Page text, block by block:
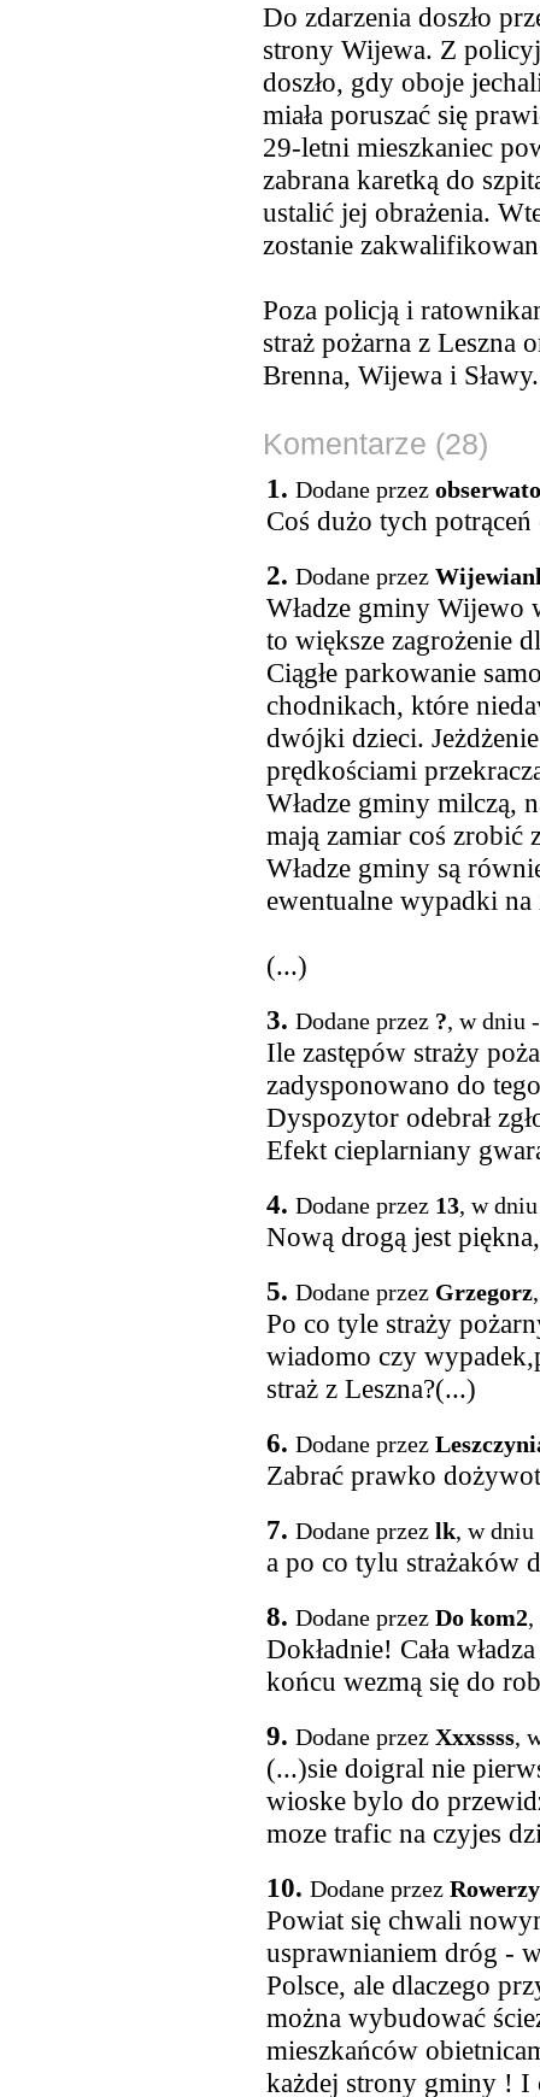
Do zdarzenia doszło
strony Wijewa. Z
doszło, gdy oboje
miała poruszać się
29-letni mieszkaniec
zabrana karetką do
ustalić jej obrażenia.
zostanie
Poza policją i
straż pożarna z Leszna
Brenna, Wijewa i Sławy.
Komentarze (28)
1. Dodane przez
Coś dużo tych potrąceń
2. Dodane przez
Władze gminy Wijewo
to większe zagrożenie
Ciągłe parkowanie
chodnikach, które
dwójki dzieci.
prędkościami
Władze gminy milczą,
mają zamiar coś zrobić
Władze gminy są
ewentualne wypadki
(...)
3. Dodane przez ?, w dniu
Ile zastępów straży
zadysponowano do
Dyspozytor odebrał
Efekt cieplarniany
4. Dodane przez 13, w
Nową drogą jest
5. Dodane przez Grzegorz
Po co tyle straży
wiadomo czy
straż z Leszna?(...)
6. Dodane przez
Zabrać prawko
7. Dodane przez lk, w dniu
a po co tylu strażaków
8. Dodane przez Do kom2,
Dokładnie! Cała
końcu wezmą się do
9. Dodane przez Xxxssss,
(...)sie doigral nie
wioske bylo do
moze trafic na czyjes
10. Dodane przez
Powiat się chwali
usprawnianiem dróg -
Polsce, ale dlaczego
można wybudować
mieszkańców
każdej strony gminy ! I